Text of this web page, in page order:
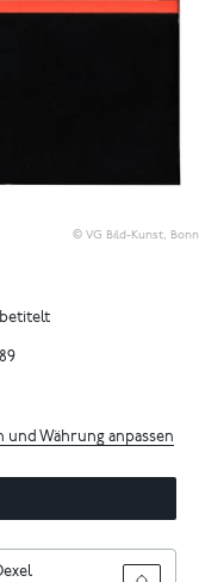
© VG Bild-Kunst, Bonn
und Währung anpassen